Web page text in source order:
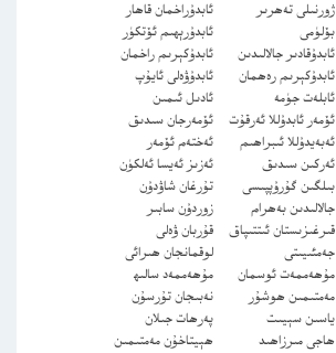
ژورنىلى تەھرىر
بۆلۈمى
ئابدۇراخمان قاھار
ئابدۇرېھىم ئۆتكۈر
ئابدۇقادىر جالالىدىن
ئابدۇكېرىم راخمان
ئابدۇكېرىم رەھمان
ئابدۇۋەلى ئايۇپ
ئابلەت جۈمە
ئادىل ئىمىن
ئۆمەر ئابدۇللا ئەرقۇت
ئۆمەرجان سىدىق
ئەبەيدۇللا ئىبراھىم
ئەختەم ئۆمەر
ئەركىن سىدىق
ئەزىز ئەيسا ئەلكۈن
بىلگىن گۇرۇپپىسى
تۇرغان شاۋدۇن
جالالىدىن بەھرام
زوردۇن سابىر
قىرغىزىستان ئىتتىپاق
جەمئىيىتى
قۇربان ۋەلى
لوقمانجان ھىرائى
مۇھەممەت ئوسمان
مۇھەممەد سالىھ
مەمتىمىن ھوشۇر
نەبىجان تۇرسۇن
ياسىن سېيىت
پەرھات جىلان
ھاجى مىرزاھىد
ھېيتاخۇن مەمتىمىن